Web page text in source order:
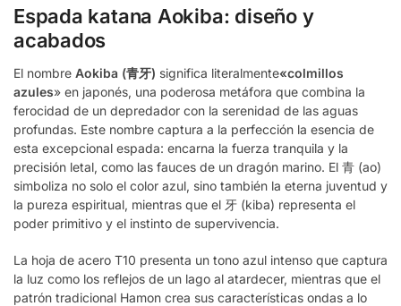
Espada katana Aokiba: diseño y
acabados
El nombre Aokiba (青牙) significa literalmente«colmillos
azules» en japonés, una poderosa metáfora que combina la
ferocidad de un depredador con la serenidad de las aguas
profundas. Este nombre captura a la perfección la esencia de
esta excepcional espada: encarna la fuerza tranquila y la
precisión letal, como las fauces de un dragón marino. El 青 (ao)
simboliza no solo el color azul, sino también la eterna juventud y
la pureza espiritual, mientras que el 牙 (kiba) representa el
poder primitivo y el instinto de supervivencia.
La hoja de acero T10 presenta un tono azul intenso que captura
la luz como los reflejos de un lago al atardecer, mientras que el
patrón tradicional Hamon crea sus características ondas a lo